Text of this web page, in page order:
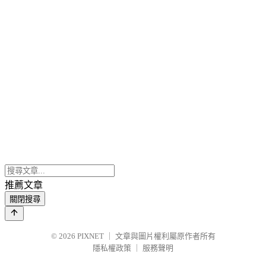
推薦文章
關閉搜尋
© 2026 PIXNET
文章與圖片權利屬原作者所有
隱私權政策
服務聲明